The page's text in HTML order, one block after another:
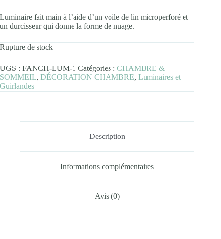
Luminaire fait main à l’aide d’un voile de lin microperforé et
un durcisseur qui donne la forme de nuage.
Rupture de stock
UGS : FANCH-LUM-1 Catégories : CHAMBRE &
SOMMEIL, DÉCORATION CHAMBRE, Luminaires et
Guirlandes
Description
Informations complémentaires
Avis (0)